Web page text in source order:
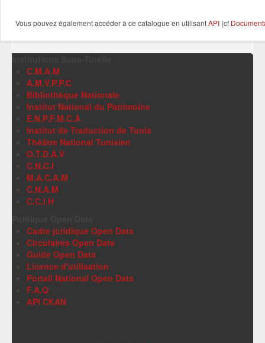
Vous pouvez également accéder à ce catalogue en utilisantAPI (cf
C.M.A.M
A.M.V.P.P.C
Bibliothèque Nationale
Institut National du Patrimoine
E.N.P.F.M.C.A
Institut de Traduction de Tunis
Théâtre National Tunisien
O.T.D.A.V
C.N.C.I
M.A.C.A.M
C.N.A.M
C.C.I.H
Cadre juridique Open Data
Circulaires Open Data
Guide Open Data
Licence d'utilisation
Portail National Open Data
F.A.Q
API CKAN